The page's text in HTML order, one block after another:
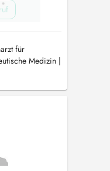
für
Medizin |
Ordinationen in